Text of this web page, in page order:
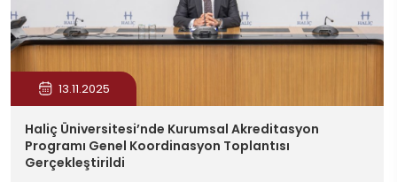
13.11.2025
Haliç Üniversitesi’nde Kurumsal Akreditasyon
Programı Genel Koordinasyon Toplantısı
Gerçekleştirildi